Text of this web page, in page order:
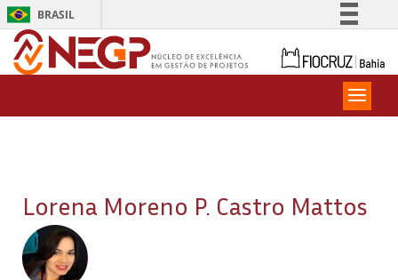
BRASIL
Comunica BR
Lorena Moreno P. Castro Mattos